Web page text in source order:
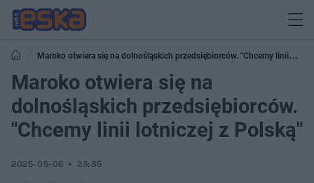
Maroko otwiera się na dolnośląskich przedsiębiorców. "Chcemy linii
lotniczej z Polską"
Maroko otwiera się na
dolnośląskich przedsiębiorców.
"Chcemy linii lotniczej z Polską"
2025-05-06 23:35